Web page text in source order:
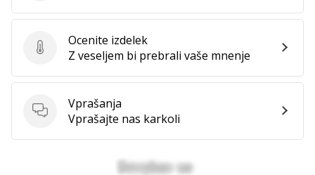
Ocenite izdelek
Ocenite izdelek
Z veseljem bi prebrali vaše mnenje
Vprašanja
Vprašanja
Vprašajte nas karkoli